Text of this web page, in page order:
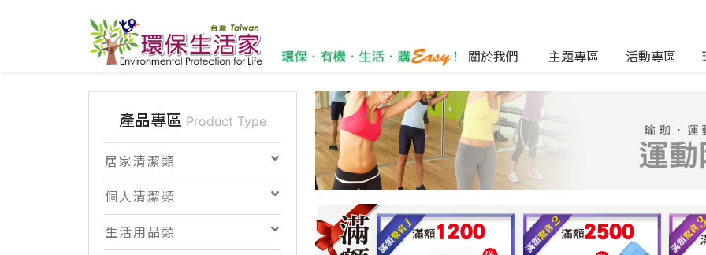
關於我們 主題專區 活動專區
產品專區 Product Type
居家清潔類
個人清潔類
生活用品類